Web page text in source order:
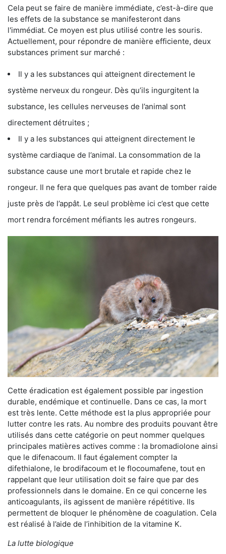
Cela peut se faire de manière immédiate, c’est-à-dire que
les effets de la substance se manifesteront dans
l'immédiat. Ce moyen est plus utilisé contre les souris.
Actuellement, pour répondre de manière efficiente, deux
substances priment sur marché :
Il y a les substances qui atteignent directement le
système nerveux du rongeur. Dès qu’ils ingurgitent la
substance, les cellules nerveuses de l’animal sont
directement détruites ;
Il y a les substances qui atteignent directement le
système cardiaque de l’animal. La consommation de la
substance cause une mort brutale et rapide chez le
rongeur. Il ne fera que quelques pas avant de tomber raide
juste près de l’appât. Le seul problème ici c’est que cette
mort rendra forcément méfiants les autres rongeurs.
Cette éradication est également possible par ingestion
durable, endémique et continuelle. Dans ce cas, la mort
est très lente. Cette méthode est la plus appropriée pour
lutter contre les rats. Au nombre des produits pouvant être
utilisés dans cette catégorie on peut nommer quelques
principales matières actives comme : la bromadiolone ainsi
que le difenacoum. Il faut également compter la
difethialone, le brodifacoum et le flocoumafene, tout en
rappelant que leur utilisation doit se faire que par des
professionnels dans le domaine. En ce qui concerne les
anticoagulants, ils agissent de manière répétitive. Ils
permettent de bloquer le phénomène de coagulation. Cela
est réalisé à l’aide de l’inhibition de la vitamine K.
La lutte biologique